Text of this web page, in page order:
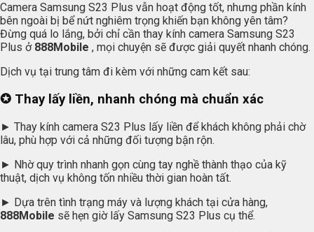
Camera Samsung S23 Plus vẫn hoạt động tốt, nhưng phần kính
bên ngoài bị bể nứt nghiêm trọng khiến bạn không yên tâm?
Đừng quá lo lắng, bởi chỉ cần thay kính camera Samsung S23
Plus ở 888Mobile , mọi chuyện sẽ được giải quyết nhanh chóng.
Dịch vụ tại trung tâm đi kèm với những cam kết sau:
✪ Thay lấy liền, nhanh chóng mà chuẩn xác
► Thay kính camera S23 Plus lấy liền để khách không phải chờ
lâu, phù hợp với cả những đối tượng bận rộn.
► Nhờ quy trình nhanh gọn cùng tay nghề thành thạo của kỹ
thuật, dịch vụ không tốn nhiều thời gian hoàn tất.
► Dựa trên tình trạng máy và lượng khách tại cửa hàng,
888Mobile sẽ hẹn giờ lấy Samsung S23 Plus cụ thể.